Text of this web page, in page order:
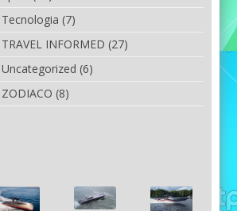
Tecnologia (7)
TRAVEL INFORMED (27)
Uncategorized (6)
ZODIACO (8)